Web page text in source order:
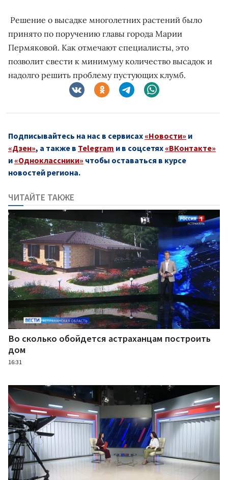
Решение о высадке многолетних растений было
принято по поручению главы города Марии
Пермяковой. Как отмечают специалисты, это
позволит свести к минимуму количество высадок и
надолго решить проблему пустующих клумб.
Подписывайтесь на нас в сервисах «Новости» и
«Дзен», а также в Telegram и в соцсетях «ВКонтакте»
и «Одноклассники» чтобы оставаться в курсе
новостей региона.
ЧИТАЙТЕ ТАКЖЕ
Во сколько обойдется астраханцам построить
дом
16:31